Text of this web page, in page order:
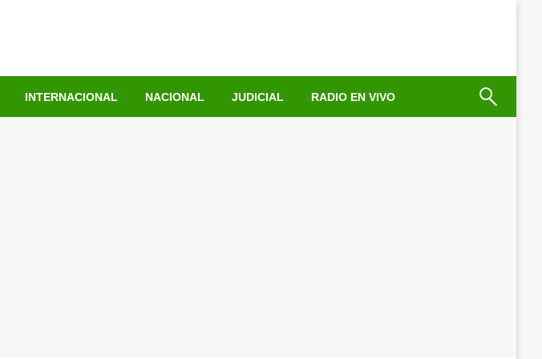
INTERNACIONAL NACIONAL JUDICIAL RADIO EN VIVO